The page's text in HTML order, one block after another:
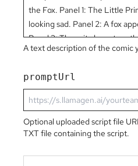
A text description of the comic
promptUrl
Optional uploaded script file
TXT file containing the script.